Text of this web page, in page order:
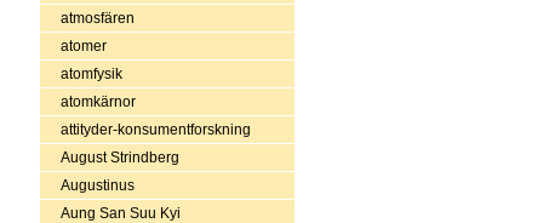
atmosfären
atomer
atomfysik
atomkärnor
attityder-konsumentforskning
August Strindberg
Augustinus
Aung San Suu Kyi